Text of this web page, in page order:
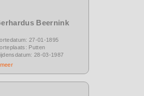
Beernink
27-01-1895
Putten
28-03-1987